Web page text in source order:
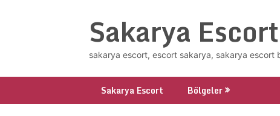
Sakarya Escort
sakarya escort, escort sakarya, sakarya escort
Sakarya Escort Bölgeler